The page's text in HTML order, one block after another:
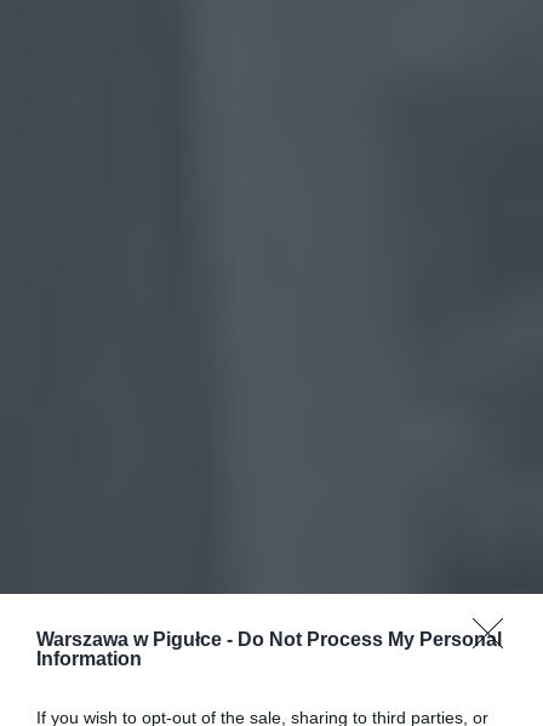
Warszawa w Pigułce - Do Not Process My Personal
Information
If you wish to opt-out of the sale, sharing to third parties, or